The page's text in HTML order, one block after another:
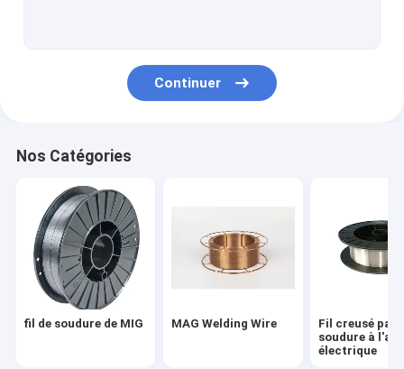
Brides à souder à emboîture
Acier inoxydable baguette de soudage
Acier plat d'ampoule
Plaque d'extrémité concrète de pile
Barre d'acier concrète contrainte d'avance
Continuer
Nos Catégories
fil de soudure de MIG MAG Welding Wire
Fil creusé par
soudure à l'arc
électrique